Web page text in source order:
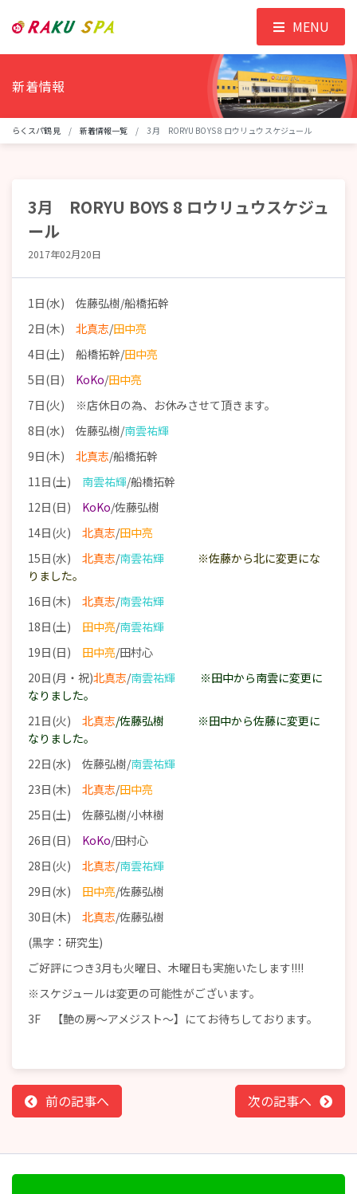
新着情報
らくスパ鶴見 新着情報一覧 3月 RORYU BOYS 8 ロウリュウスケジュール
3月 RORYU BOYS 8 ロウリュウスケジュ
ール
2017年02月20日
1日(水) 佐藤弘樹/船橋拓幹
2日(木) 北真志/田中亮
4日(土) 船橋拓幹/田中亮
5日(日) KoKo/田中亮
7日(火) ※店休日の為、お休みさせて頂きます。
8日(水) 佐藤弘樹/南雲祐輝
9日(木) 北真志/船橋拓幹
11日(土) 南雲祐輝/船橋拓幹
12日(日) KoKo/佐藤弘樹
14日(火) 北真志/田中亮
15日(水) 北真志/南雲祐輝 ※佐藤から北に変更にな
りました。
16日(木) 北真志/南雲祐輝
18日(土) 田中亮/南雲祐輝
19日(日) 田中亮/田村心
20日(月・祝)北真志/南雲祐輝 ※田中から南雲に変更に
なりました。
21日(火) 北真志/佐藤弘樹 ※田中から佐藤に変更に
なりました。
22日(水) 佐藤弘樹/南雲祐輝
23日(木) 北真志/田中亮
25日(土) 佐藤弘樹/小林樹
26日(日) KoKo/田村心
28日(火) 北真志/南雲祐輝
29日(水) 田中亮/佐藤弘樹
30日(木) 北真志/佐藤弘樹
(黒字：研究生)
ご好評につき3月も火曜日、木曜日も実施いたします!!!!
※スケジュールは変更の可能性がございます。
3F 【艶の房～アメジスト～】にてお待ちしております。
前の記事へ 次の記事へ
MENU